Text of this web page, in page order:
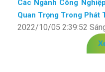
Các Ngành Công
Quan Trọng Trong Phát
2022/10/05 2:39:52